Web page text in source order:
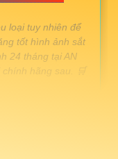
loại tuy nhiên để
tốt hình ảnh sắt
24 tháng tại AN
chính hãng sau. 🛒